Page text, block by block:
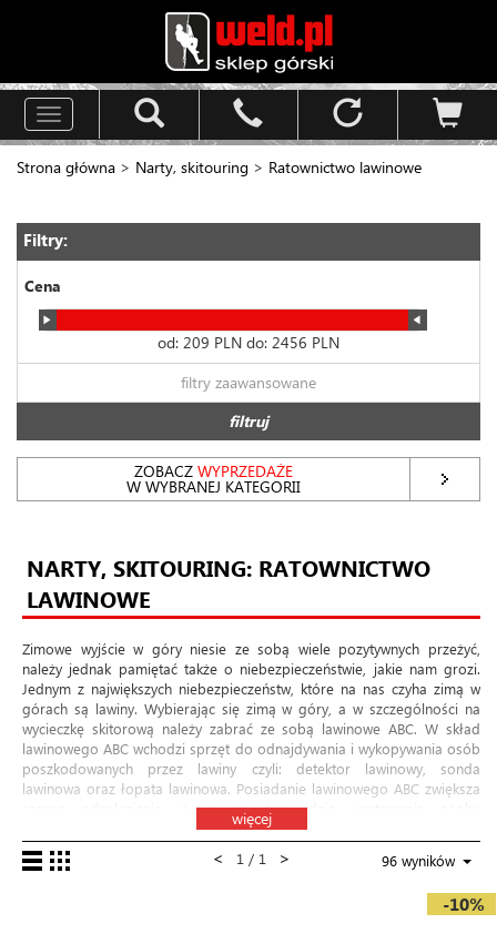
Toggle
navigation
Strona główna > Narty, skitouring > Ratownictwo lawinowe
Filtry:
Cena
od: 209 PLN do: 2456 PLN
filtry zaawansowane
filtruj
ZOBACZWYPRZEDAŻE
W WYBRANEJ KATEGORII
NARTY, SKITOURING: RATOWNICTWO
LAWINOWE
Zimowe wyjście w góry niesie ze sobą wiele pozytywnych przeżyć,
należy jednak pamiętać także o niebezpieczeństwie, jakie nam grozi.
Jednym z największych niebezpieczeństw, które na nas czyha zimą w
górach są lawiny. Wybierając się zimą w góry, a w szczególności na
wycieczkę skitorową należy zabrać ze sobą lawinowe ABC. W skład
lawinowego ABC wchodzi sprzęt do odnajdywania i wykopywania osób
poszkodowanych przez lawiny czyli: detektor lawinowy, sonda
lawinowa oraz łopata lawinowa. Posiadanie lawinowego ABC zwiększa
szansę odnalezienia, a co za tym idzie, uratowania osoby
poszkodowanej przez lawinę. Posiadanie sondy, łopaty oraz detektora
lawinowego to nie wszystko, należy mieć jeszcze wiedzę i umiejętności
do szybkiego i skutecznego poszukiwania ofiar lawiny. Świetnym
poduszkę utrzymującą ofiarę na powierzchni lawiny. Badania wykazują,
więcej
< 1 / 1 > 96 wyników
-10%